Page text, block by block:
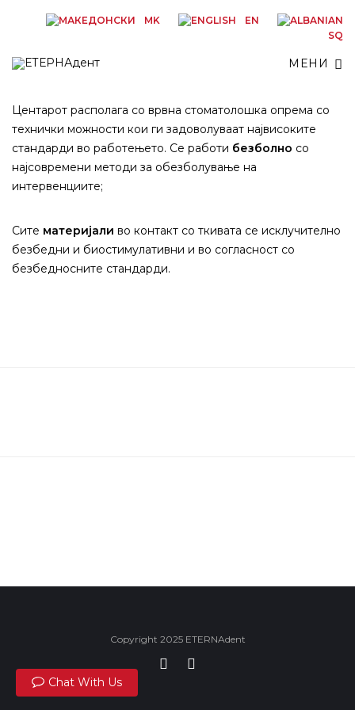
MK
EN
SQ
МЕНИ
Центарот располага со врвна стоматолошка опрема со
технички можности кои ги задоволуваат највисоките
стандарди во работењето. Се работи безболно со
најсовремени методи за обезболување на
интервенциите;
Сите материјали во контакт со ткивата се исклучително
безбедни и биостимулативни и во согласност со
безбедносните стандарди.
Copyright 2025 ETERNAdent
Chat With Us